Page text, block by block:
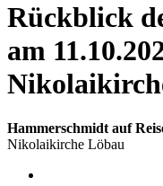
Rückblick
am
Hammerschmidt auf
Nikolaikirche Löbau